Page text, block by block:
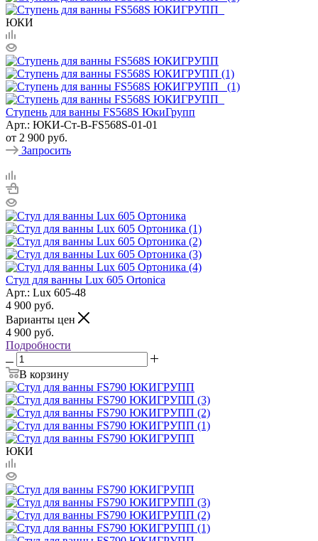
ЮКИ
Ступень для ванны FS568S ЮкиГрупп
Арт.: ЮКИ-Ст-В-FS568S-01-01
от 2 900 руб.
Запросить
Стул для ванны Lux 605 Ortonica
Арт.: Lux 605-48
4 900 руб.
Варианты цен
4 900 руб.
Подробности
В корзину
ЮКИ